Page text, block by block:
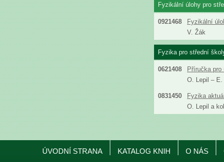
Fyzikální úlohy pro
0921468
Fyzikální
V. Žák
Fyzika pro střední
0621408
Příručka
O. Lepil – E.
0831450
Fyzika
O. Lepil a
ÚVODNÍ STRANA KATALOG KNIH O NÁS